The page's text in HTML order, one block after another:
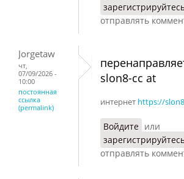
отправлять
Jorgetaw
чт,
07/09/2026 -
10:00
постоянная
ссылка
(permalink)
slon8-cc at
интернет https://
Войдите или
отправлять